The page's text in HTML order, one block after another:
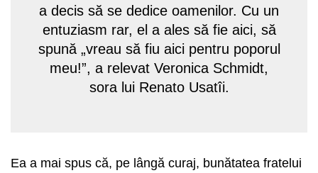
a decis să se dedice oamenilor. Cu un
entuziasm rar, el a ales să fie aici, să
spună „vreau să fiu aici pentru poporul
meu!”, a relevat Veronica Schmidt,
sora lui Renato Usatîi.
Ea a mai spus că, pe lângă curaj, bunătatea fratelui